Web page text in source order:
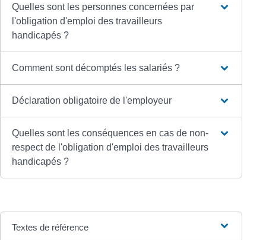
Quelles sont les personnes concernées par
l'obligation d'emploi des travailleurs
handicapés ?
Comment sont décomptés les salariés ?
Déclaration obligatoire de l'employeur
Quelles sont les conséquences en cas de non-
respect de l'obligation d'emploi des travailleurs
handicapés ?
Textes de référence